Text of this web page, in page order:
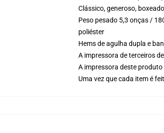
Clássico, generoso, boxeado
Peso pesado 5,3 onças /
poliéster
Hems de agulha dupla e
A impressora de terceiros
A impressora deste
Uma vez que cada item é